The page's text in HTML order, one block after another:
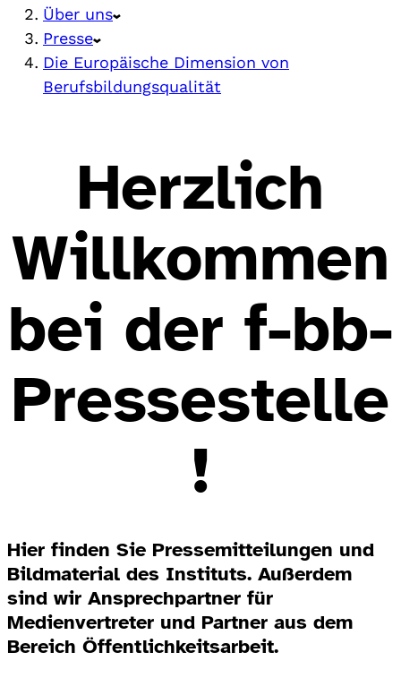
Über uns
Presse
Die Europäische Dimension von
Berufsbildungsqualität
Herzlich
Willkommen
bei der f-bb-
Pressestelle
!
Hier finden Sie Pressemitteilungen und
Bildmaterial des Instituts. Außerdem
sind wir Ansprechpartner für
Medienvertreter und Partner aus dem
Bereich Öffentlichkeitsarbeit.